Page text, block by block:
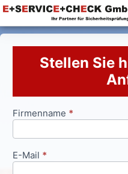
Stellen Sie
Anfrageformular
Firmenname *
E-Mail *